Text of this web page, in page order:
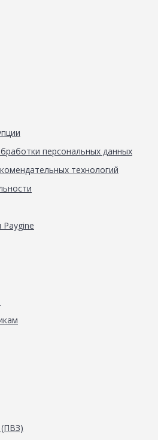
персональных данных
технологий
Paygine
(ПВЗ)